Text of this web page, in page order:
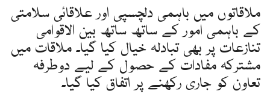
ملاقاتوں میں باہمی دلچسپی اور علاقائی سلامتی
کے باہمی امور کے ساتھ ساتھ بین الاقوامی
تنازعات پر بھی تبادلہ خیال کیا گیا۔ ملاقات میں
مشترکہ مفادات کے حصول کے لیے دوطرفہ
تعاون کو جاری رکھنے پر اتفاق کیا گیا۔